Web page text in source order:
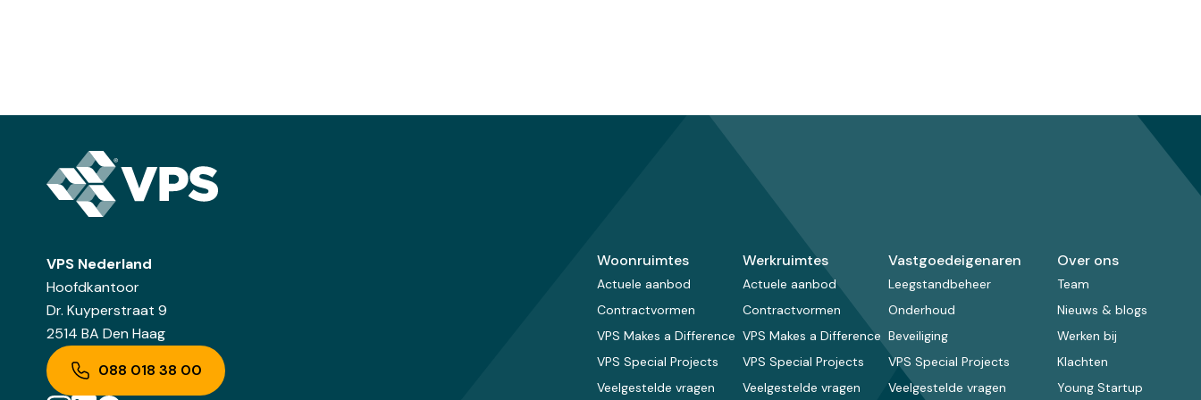
VPS Nederland
Hoofdkantoor
Dr. Kuyperstraat 9
2514 BA Den Haag
088 018 38 00
Woonruimtes
Actuele aanbod
Contractvormen
VPS Makes a Difference
VPS Special Projects
Veelgestelde vragen
Werkruimtes
Actuele aanbod
Contractvormen
VPS Makes a Difference
VPS Special Projects
Veelgestelde vragen
Vastgoedeigenaren
Leegstandbeheer
Onderhoud
Beveiliging
VPS Special Projects
Veelgestelde vragen
Over ons
Team
Nieuws & blogs
Werken bij
Klachten
Young Startup